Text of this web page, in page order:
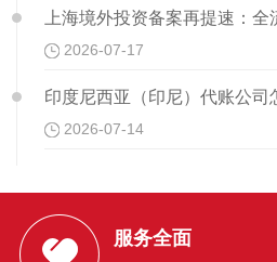
上海境外投资备案再提速：全
2026-07-17
印度尼西亚（印尼）代账公司
2026-07-14
服务全面